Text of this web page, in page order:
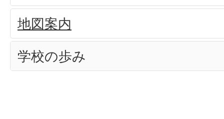
地図案内
学校の歩み